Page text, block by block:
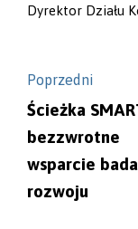
Dyrektor Działu
Poprzedni
Ścieżka
bezzwrotne
wsparcie
rozwoju